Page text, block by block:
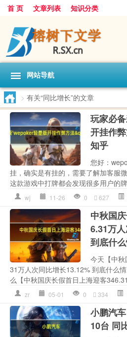
首 页 文章列表 知识分类
网站导航
> 有关“同比增长”的文章
玩家必
开挂作
知乎
您好：
挂，确实是有挂的，需要了解加客服
这款游戏中打牌都会发现很多用户的
wj 11-26 0 627
中秋国
6.31万
到底什
今天【中
31万人次同比增长13.12% 到底什么
么【中秋国庆长假首日上海迎客
zr 05-01 0 334
小鹏汽
10台 同